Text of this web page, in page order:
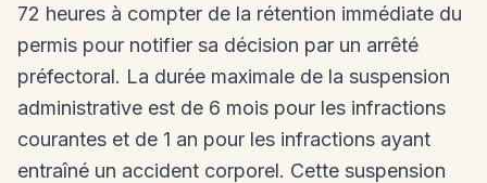
72 heures à compter de la rétention immédiate du
permis pour notifier sa décision par un arrêté
préfectoral. La durée maximale de la suspension
administrative est de 6 mois pour les infractions
courantes et de 1 an pour les infractions ayant
entraîné un accident corporel. Cette suspension